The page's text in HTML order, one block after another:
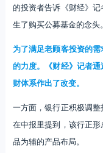
的投资者告诉《财经》
生了购买公募基金的念头。
为了满足老顾客投资的
的力度。《财经》记者
财体系作出了改变。
一方面，银行正积极调
在中报里提到，该行正
品为辅的产品布局。